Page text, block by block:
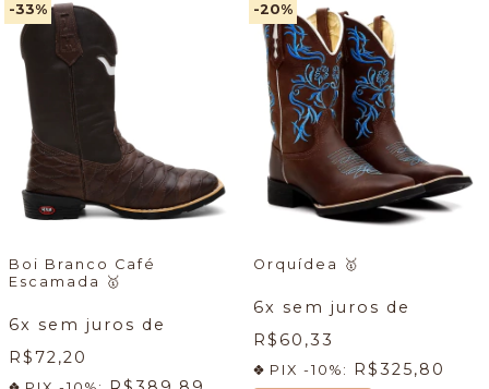
-33%
Boi Branco Café
Escamada
🥇
6x sem juros de
R$72,20
-20%
Orquídea 🥇
6x sem juros de
R$60,33
PIX -10%: R$325,80